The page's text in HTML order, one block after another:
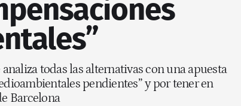
todas las alternativas con una apuesta
pendientes” y por tener en
Barcelona